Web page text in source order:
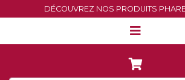
DÉCOUVREZ NOS PRODUITS